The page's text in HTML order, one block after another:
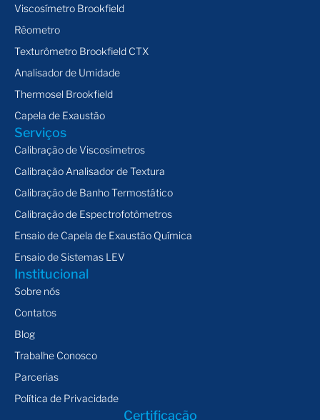
Viscosímetro Brookfield
Rêometro
Texturômetro Brookfield CTX
Analisador de Umidade
Thermosel Brookfield
Capela de Exaustão
Serviços
Calibração de Viscosímetros
Calibração Analisador de Textura
Calibração de Banho Termostático
Calibração de Espectrofotômetros
Ensaio de Capela de Exaustão Química
Ensaio de Sistemas LEV
Institucional
Sobre nós
Contatos
Blog
Trabalhe Conosco
Parcerias
Política de Privacidade
Certificação